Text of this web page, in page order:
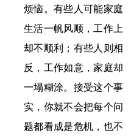
烦恼。有些人可能家庭
生活一帆风顺，工作上
却不顺利；有些人则相
反，工作如意，家庭却
一塌糊涂。接受这个事
实，你就不会把每个问
题都看成是危机，也不